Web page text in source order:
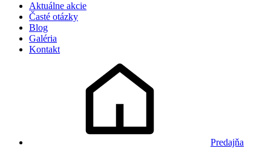
Aktuálne akcie
Časté otázky
Blog
Galéria
Kontakt
Predajňa